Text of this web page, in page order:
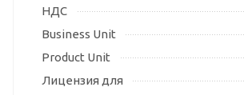
НДС
Business Unit
Product Unit
Лицензия для